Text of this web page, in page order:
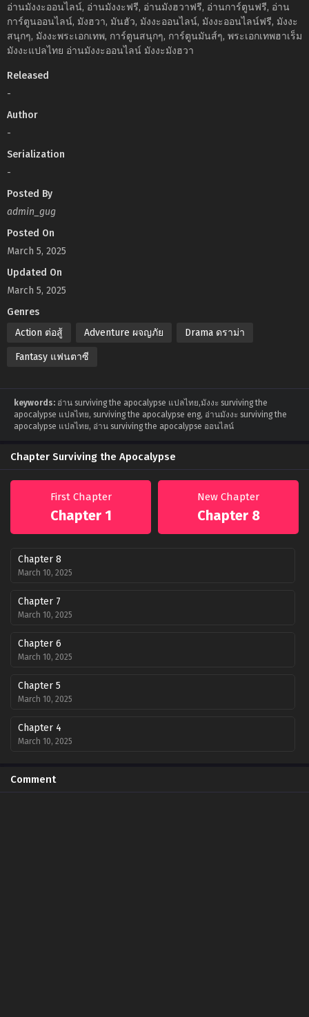
อ่านมังงะออนไลน์, อ่านมังงะฟรี, อ่านมังฮวาฟรี, อ่านการ์ตูนฟรี, อ่าน
การ์ตูนออนไลน์, มังฮวา, มันฮัว, มังงะออนไลน์, มังงะออนไลน์ฟรี, มังงะ
สนุกๆ, มังงะพระเอกเทพ, การ์ตูนสนุกๆ, การ์ตูนมันส์ๆ, พระเอกเทพฮาเร็ม
มังงะแปลไทย อ่านมังงะออนไลน์ มังงะมังฮวา
Released
-
Author
-
Serialization
-
Posted By
admin_gug
Posted On
March 5, 2025
Updated On
March 5, 2025
Genres
Action ต่อสู้
Adventure ผจญภัย Drama ดราม่า
Fantasy แฟนตาซี
keywords: อ่าน surviving the apocalypse แปลไทย,มังงะ surviving the
apocalypse แปลไทย, surviving the apocalypse eng, อ่านมังงะ surviving the
apocalypse แปลไทย, อ่าน surviving the apocalypse ออนไลน์
Chapter Surviving the Apocalypse
First Chapter
Chapter 1
New Chapter
Chapter 8
Chapter 8
March 10, 2025
Chapter 7
March 10, 2025
Chapter 6
March 10, 2025
Chapter 5
March 10, 2025
Chapter 4
March 10, 2025
March 10, 2025
Comment